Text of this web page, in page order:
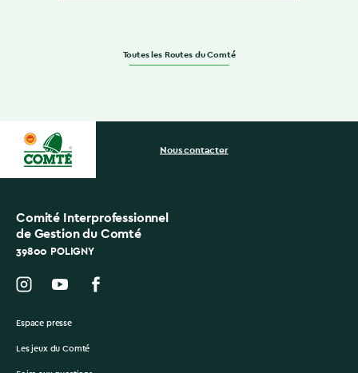
Toutes les Routes du Comté
Comité Interprofessionnel
de Gestion du Comté
39800 POLIGNY
Nous contacter
Espace presse
Les jeux du Comté